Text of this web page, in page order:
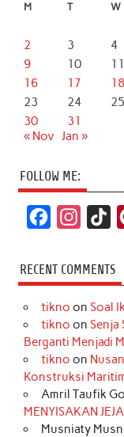
M T W
2
3 4
9
10 11
16
17 18
23
24 25
30
31
« Nov Jan »
FOLLOW ME:
c
e
b
o
k
s
t
a
r
a
m
k
T
o
k
RECENT COMMENTS
tikno on Soal
tikno on Senja
Berganti Menjadi
tikno on
Konstruksi
Amril Taufik
MENYISAKAN
Musniaty